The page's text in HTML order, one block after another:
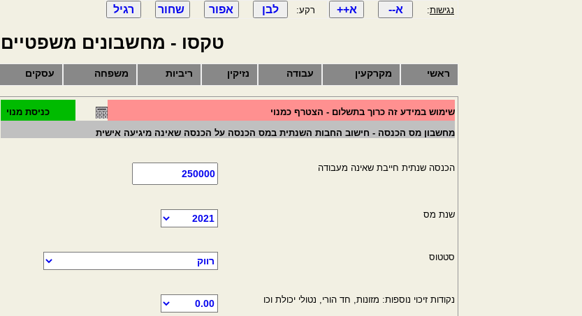
נגישות: רקע:
טקסו - מחשבונים משפטיים
ראשי מקרקעין עבודה נזיקין ריביות משפחה עסקים
שימוש במידע זה כרוך בתשלום - הצטרף כמנוי
כניסת מנוי
מחשבון מס הכנסה - חישוב החבות השנתית במס הכנסה על הכנסה שאינה מיגיעה אישית
הכנסה שנתית חייבת שאינה מעבודה
שנת מס
סטטוס
נקודות זיכוי נוספות: מזונות, חד הורי, נטולי יכולת וכו